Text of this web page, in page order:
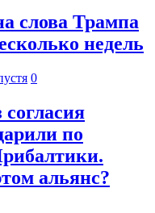
слова Трампа
недель
0
по
альянс?